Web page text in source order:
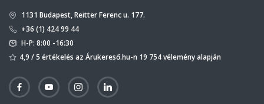
1131 Budapest, Reitter Ferenc u. 177.
+36 (1) 424 99 44
H-P: 8:00 -16:30
4,9 / 5 értékelés az Árukereső.hu-n 19 754 vélemény alapján